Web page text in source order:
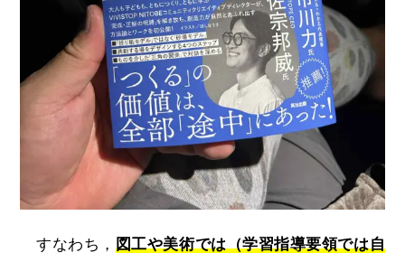
すなわち， 図工や美術では（学習指導要領では自